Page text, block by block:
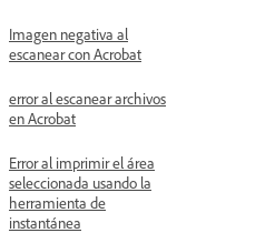
Imagen negativa al
escanear con Acrobat
error al escanear archivos
en Acrobat
Error al imprimir el área
seleccionada usando la
herramienta de
instantánea